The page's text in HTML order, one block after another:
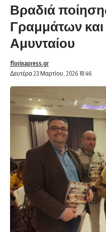
Βραδιά
Γραμμάτων
Αμυνταίου
Δευτέρα 23 Μαρτίου, 2026 18:46
florinapress.gr